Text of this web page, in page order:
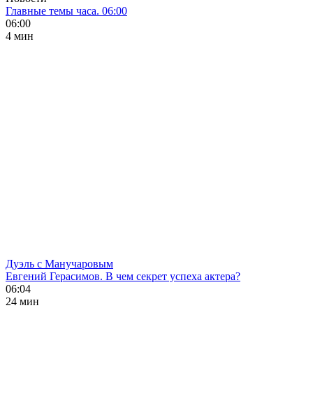
Главные темы часа. 06:00
06:00
4 мин
Дуэль с Манучаровым
Евгений Герасимов. В чем секрет успеха актера?
06:04
24 мин